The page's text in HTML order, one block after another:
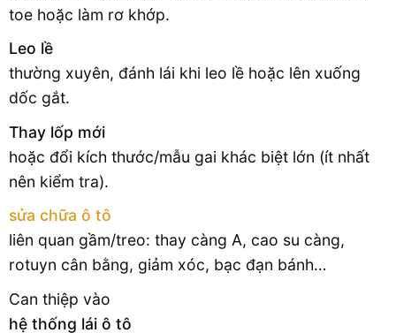
toe hoặc làm rơ khớp.
Leo lề
thường xuyên, đánh lái khi leo lề hoặc lên xuống
dốc gắt.
Thay lốp mới
hoặc đổi kích thước/mẫu gai khác biệt lớn (ít nhất
nên kiểm tra).
sửa chữa ô tô
liên quan gầm/treo: thay càng A, cao su càng,
rotuyn cân bằng, giảm xóc, bạc đạn bánh…
Can thiệp vào
hệ thống lái ô tô